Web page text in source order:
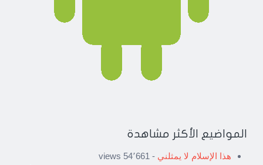
المواضيع الأكثر مشاهدة
هذا الإسلام لا يمثلني - 54٬661 views